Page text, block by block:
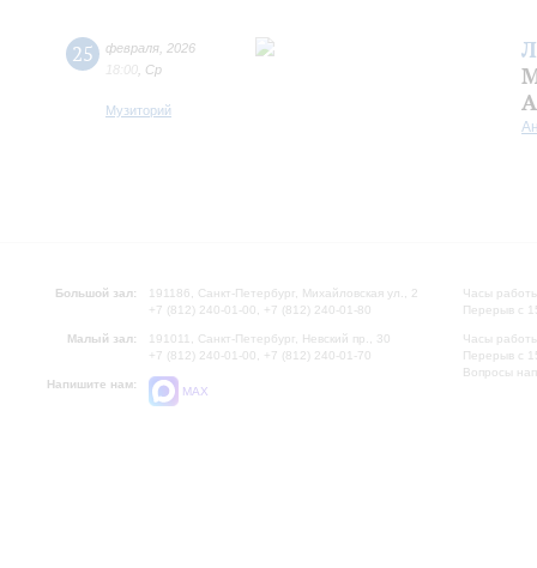
25 февраля 2026
18:00 Ср
Музиторий
Большой зал:
191186, Санкт-Петербург, Михайловская ул., 2
+7 (812) 240-01-00, +7 (812) 240-01-80
Малый зал:
191011, Санкт-Петербург, Невский пр., 30
+7 (812) 240-01-00, +7 (812) 240-01-70
Напишите нам:
MAX
Часы
Перерыв с
Часы
Перерыв с
Вопросы